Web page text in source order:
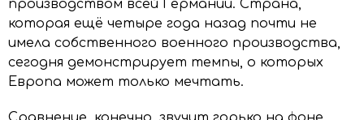
производством всей Германии. Страна,
которая ещё четыре года назад почти не
имела собственного военного производства,
сегодня демонстрирует темпы, о которых
Европа может только мечтать.